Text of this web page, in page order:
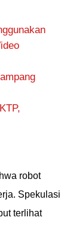
robot
Spekulasi
terlihat